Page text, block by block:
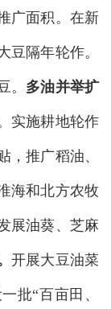
广面积。在新
豆隔年轮作。
。 多油并举扩
实施耕地轮作
，推广稻油、
海和北方农牧
展油葵、芝麻
开展大豆油菜
批“百亩田、